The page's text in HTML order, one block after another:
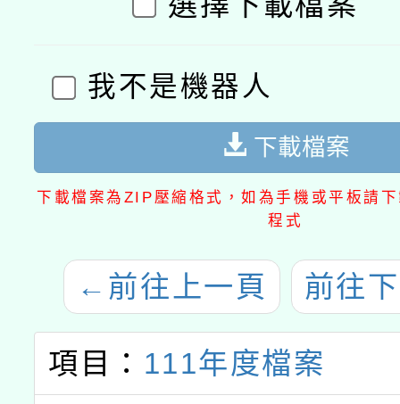
我不是機器人
下載檔案
下載檔案為ZIP壓縮格式，如為手機或平板請
程式
← 前往上一頁 前往
項目： 111年度檔案